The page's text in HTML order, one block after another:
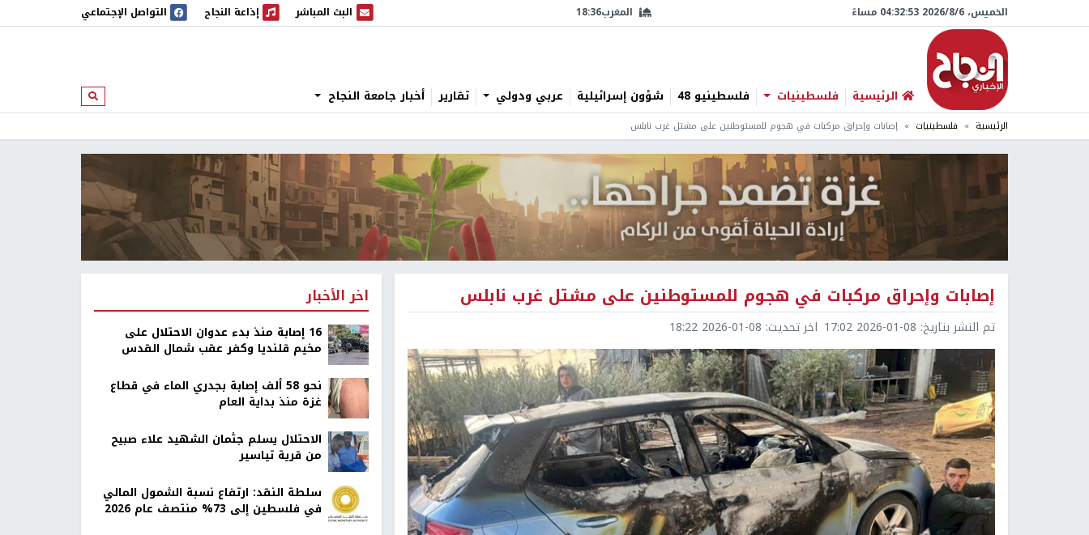
الخميس، 6/‏8/‏2026 04:32:54 مساءً المغرب18:36 البث المباشر
البث المباشر إذاعة النجاح
إذاعة النجاح التواصل الإجتماعي
الرئيسية فلسطينيات فلسطينيو 48 شؤون إسرائيلية عربي ودولي تقارير أخبار جامعة النجاح ابحث
الرئيسية فلسطينيات إصابات وإحراق مركبات في هجوم للمستوطنين على مشتل غرب نابلس
إصابات وإحراق مركبات في هجوم للمستوطنين على مشتل غرب نابلس
تم النشر بتاريخ: 2026-01-08 17:02 اخر تحديث: 2026-01-08 18:22
اخر الأخبار
16 إصابة منذ بدء عدوان الاحتلال على
مخيم قلنديا وكفر عقب شمال القدس
نحو 58 ألف إصابة بجدري الماء في قطاع
غزة منذ بداية العام
الاحتلال يسلم جثمان الشهيد علاء صبيح
من قرية تياسير
سلطة النقد: ارتفاع نسبة الشمول المالي
في فلسطين إلى 73% منتصف عام 2026